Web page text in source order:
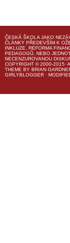
ČESKÁ ŠKOLA JAKO
ČLÁNKY PŘEDEVŠÍM K
INKLUZE, REFORMA
PEDAGOGŮ, NEBO
NECENZUROVANOU
COPYRIGHT © 2000-2015·
THEME BY BRIAN
GIRLYBLOGGER ·